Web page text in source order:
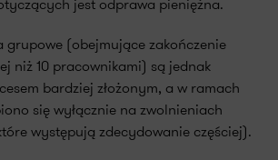
grupowe (obejmujące zakończenie
niż 10 pracownikami) są jednak
bardziej złożonym, a w ramach
się wyłącznie na zwolnieniach
występują zdecydowanie częściej).